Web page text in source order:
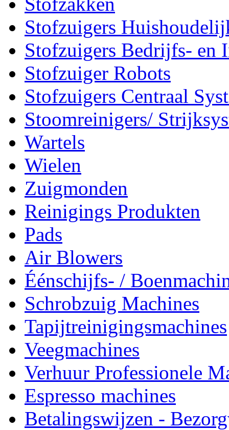
Stofzuigers
Stofzuigers Bedrijfs- en
Stofzuiger Robots
Stofzuigers Centraal
Stoomreinigers/
Wartels
Wielen
Zuigmonden
Reinigings Produkten
Pads
Air Blowers
Éénschijfs- /
Schrobzuig Machines
Tapijtreinigingsmachines
Veegmachines
Verhuur Professionele
Espresso machines
Betalingswijzen -